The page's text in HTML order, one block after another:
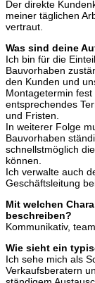
Der direkte
meiner täglichen
vertraut.
Was sind deine
Ich bin für die
Bauvorhaben
den Kunden und
Montagetermin
entsprechendes
und Fristen.
In weiterer Folge
Bauvorhaben
schnellstmöglich
können.
Ich verwalte auch
Geschäftsleitung
Mit welchen
beschreiben?
Kommunikativ,
Wie sieht ein
Ich sehe mich als
Verkaufsberatern